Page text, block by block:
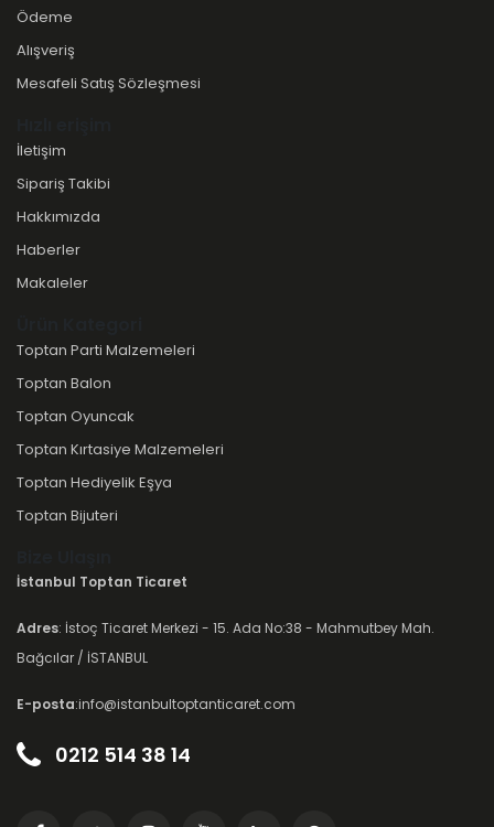
Ödeme
Alışveriş
Mesafeli Satış Sözleşmesi
İletişim
Sipariş Takibi
Hakkımızda
Haberler
Makaleler
Toptan Parti Malzemeleri
Toptan Balon
Toptan Oyuncak
Toptan Kırtasiye Malzemeleri
Toptan Hediyelik Eşya
Toptan Bijuteri
İstanbul Toptan Ticaret
Adres: İstoç Ticaret Merkezi - 15. Ada No:38 - Mahmutbey Mah.
Bağcılar / İSTANBUL
E-posta:info@istanbultoptanticaret.com
0212 514 38 14